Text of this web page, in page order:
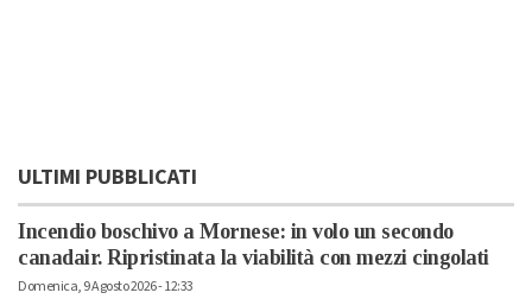
ULTIMI PUBBLICATI
Incendio boschivo a Mornese: in volo un secondo
canadair. Ripristinata la viabilità con mezzi cingolati
Domenica, 9 Agosto 2026 - 12:33